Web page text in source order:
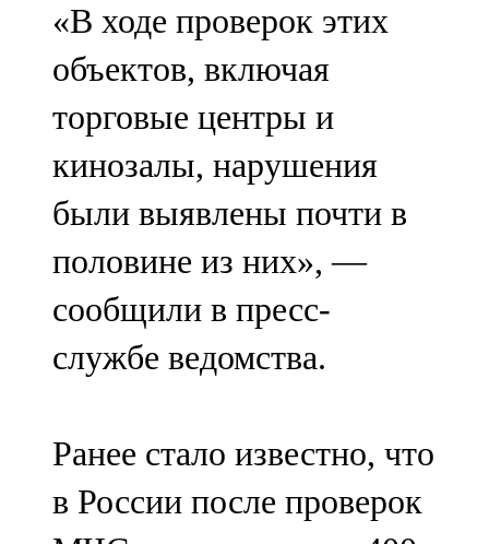
Түбән Кама
102,6 FM
Чирмешән
107,7 FM
Чистай
103,0 FM
Чүпрәле
91,0 FM
102,3 FM
Яңа чишмә
«В ходе проверок этих
объектов, включая
торговые центры и
кинозалы, нарушения
были выявлены почти в
половине из них», —
сообщили в пресс-
службе ведомства.
Ранее стало известно, что
в России после проверок